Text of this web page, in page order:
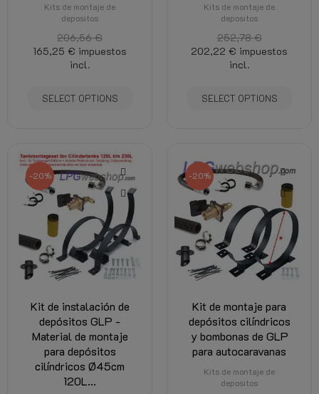
Kits de montaje de
depositos
206,56 €
165,25 € impuestos
incl.
SELECT OPTIONS
Kits de montaje de
depositos
252,78 €
202,22 € impuestos
incl.
SELECT OPTIONS
-20%
Kit de instalación de
depósitos GLP -
Material de montaje
para depósitos
cilíndricos Ø45cm
120L...
-20%
Kit de montaje para
depósitos cilíndricos
y bombonas de GLP
para autocaravanas
Kits de montaje de
depositos